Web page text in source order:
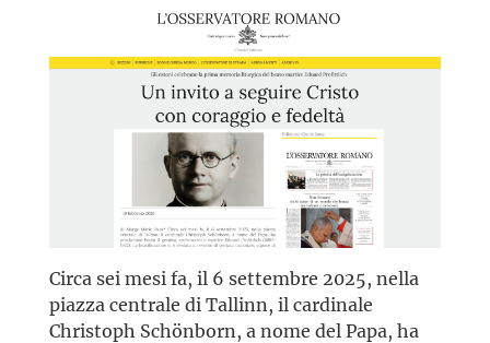
Circa sei mesi fa, il 6 settembre 2025, nella
piazza centrale di Tallinn, il cardinale
Christoph Schönborn, a nome del Papa, ha